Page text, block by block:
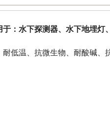
于：水下探测器、水下地埋灯
低温、抗微生物、耐酸碱